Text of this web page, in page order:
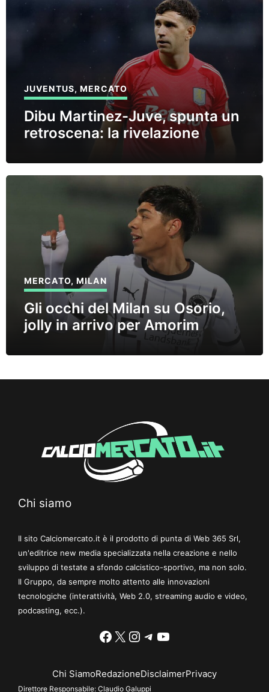
JUVENTUS,MERCATO
Dibu Martinez-Juve, spunta un
retroscena: la rivelazione
MERCATO,MILAN
Gli occhi del Milan su Osorio,
jolly in arrivo per Amorim
Chi siamo
Il sito Calciomercato.it è il prodotto di punta di Web 365 Srl,
un'editrice new media specializzata nella creazione e nello
sviluppo di testate a sfondo calcistico-sportivo, ma non solo.
Il Gruppo, da sempre molto attento alle innovazioni
tecnologiche (interattività, Web 2.0, streaming audio e video,
podcasting, ecc.).
Facebook
X Instagram
Telegram
YouTube
Chi SiamoRedazioneDisclaimerPrivacy
Direttore Responsabile: Claudio Galuppi